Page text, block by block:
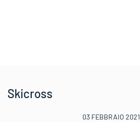
Skicross
03 FEBBRAIO 2021